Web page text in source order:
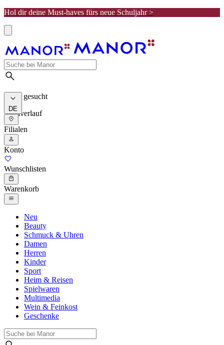
Hol dir deine Must-haves fürs neue Schuljahr >
Meist gesucht
Suchverlauf
DE
Filialen
Konto
Wunschlisten
Warenkorb
Neu
Beauty
Schmuck & Uhren
Damen
Herren
Kinder
Sport
Heim & Reisen
Spielwaren
Multimedia
Wein & Feinkost
Geschenke